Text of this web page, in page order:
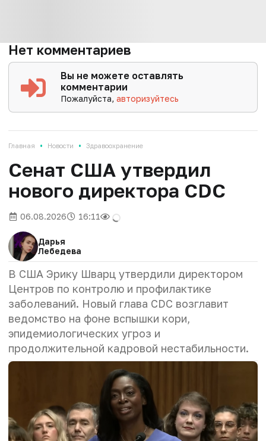
Нет комментариев
Вы не можете оставлять
комментарии
Пожалуйста,авторизуйтесь
Главная • Новости • Здравоохранение
Сенат США утвердил
нового директора CDC
06.08.2026 16:11
Дарья
Лебедева
В США Эрику Шварц утвердили директором
Центров по контролю и профилактике
заболеваний. Новый глава CDC возглавит
ведомство на фоне вспышки кори,
эпидемиологических угроз и
продолжительной кадровой нестабильности.